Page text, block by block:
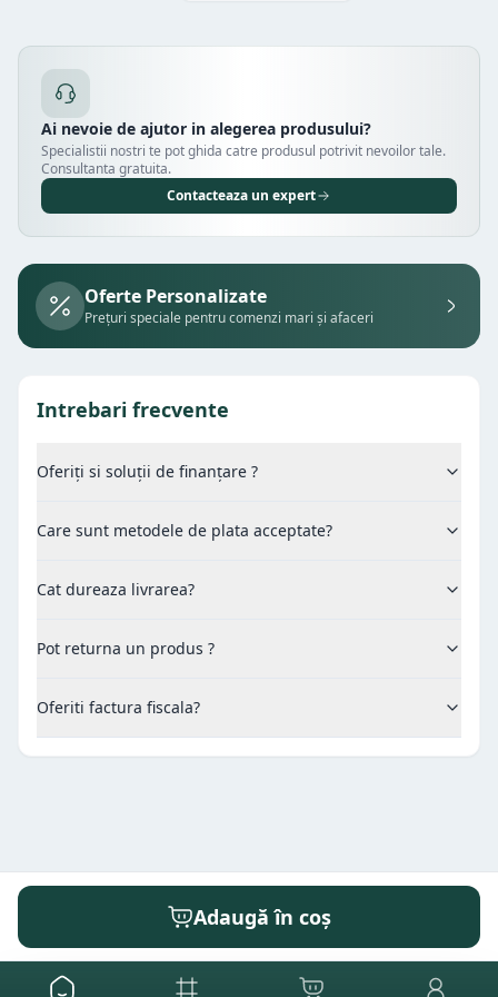
Ai nevoie de ajutor in alegerea produsului?
Specialistii nostri te pot ghida catre produsul potrivit nevoilor tale.
Consultanta gratuita.
Contacteaza un expert
Oferte Personalizate
Prețuri speciale pentru comenzi mari și afaceri
Intrebari frecvente
Oferiți si soluții de finanțare ?
Care sunt metodele de plata acceptate?
Cat dureaza livrarea?
Pot returna un produs ?
Oferiti factura fiscala?
Adaugă în coș